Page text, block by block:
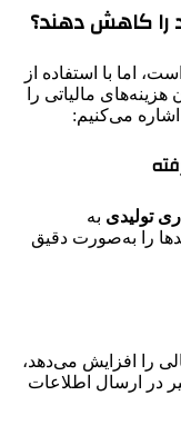
را کاهش دهند؟
اما با استفاده از
مالیاتی را
اشاره می‌کنیم:
تولیدی به
را به‌صورت دقیق
را افزایش می‌دهد،
در ارسال اطلاعات